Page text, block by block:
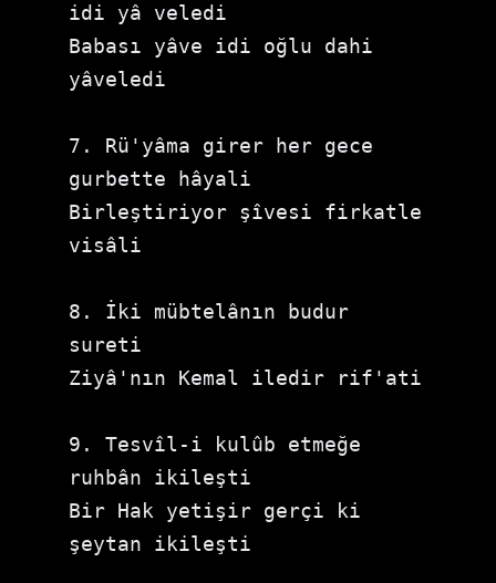
idi yâ veledi
Babası yâve idi oğlu dahi
yâveledi
7. Rü'yâma girer her gece
gurbette hâyali
Birleştiriyor şîvesi firkatle
visâli
8. İki mübtelânın budur
sureti
Ziyâ'nın Kemal iledir rif'ati
9. Tesvîl-i kulûb etmeğe
ruhbân ikileşti
Bir Hak yetişir gerçi ki
şeytan ikileşti